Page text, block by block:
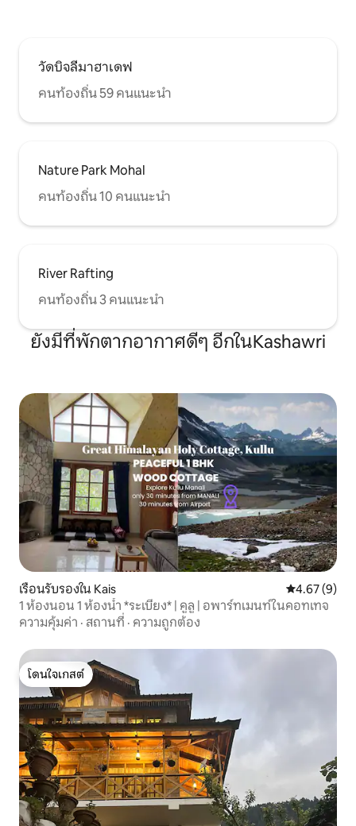
วัดบิจลีมาฮาเดฟ
คนท้องถิ่น 59 คนแนะนำ
Nature Park Mohal
คนท้องถิ่น 10 คนแนะนำ
River Rafting
คนท้องถิ่น 3 คนแนะนำ
ยังมีที่พักตากอากาศดีๆ อีกในKashawri
เรือนรับรองใน Kais คะแนนเฉลี่ย
4.67 (9)
1 ห้องนอน 1 ห้องน้ำ *ระเบียง* | คูลู | อพาร์ทเมนท์ในคอทเทจ
ความคุ้มค่า · สถานที่ · ความถูกต้อง
โดนใจเกสต์
โดนใจเกสต์